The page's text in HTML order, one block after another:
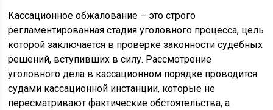
Кассационное обжалование – это строго
регламентированная стадия уголовного процесса, цель
которой заключается в проверке законности судебных
решений, вступивших в силу. Рассмотрение
уголовного дела в кассационном порядке проводится
судами кассационной инстанции, которые не
пересматривают фактические обстоятельства, а